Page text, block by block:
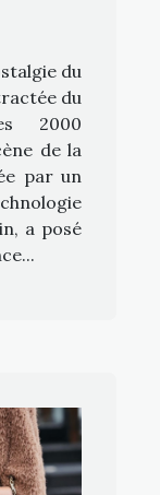
du
du
2000
de la
par un
a posé